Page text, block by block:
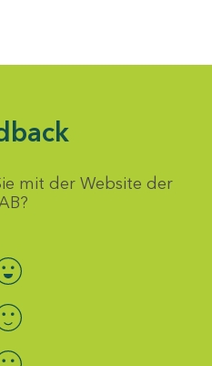
mit der Website der
auswählen